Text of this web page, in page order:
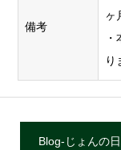
備考
ヶ
り
Blog-じょんの